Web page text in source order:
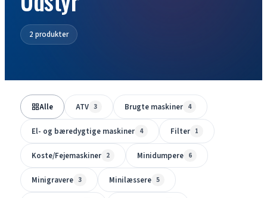
2 produkter
Alle ATV 3 Brugte maskiner 4
El- og bæredygtige maskiner 4 Filter 1
Koste/Fejemaskiner 2 Minidumpere 6
Minigravere 3 Minilæssere 5